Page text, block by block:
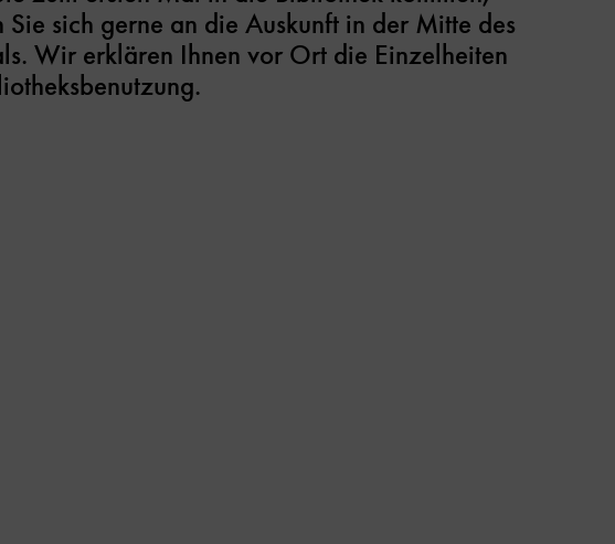
Sie sich gerne an die Auskunft in der Mitte des
Wir erklären Ihnen vor Ort die Einzelheiten